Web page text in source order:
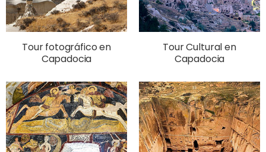
Tour fotográfico en
Capadocia
Tour Cultural en
Capadocia